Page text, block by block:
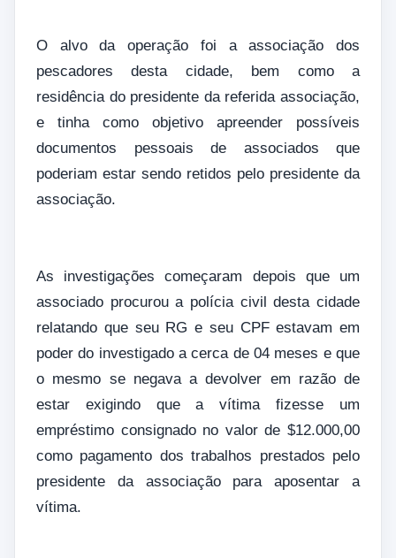
O alvo da operação foi a associação dos
pescadores desta cidade, bem como a
residência do presidente da referida associação,
e tinha como objetivo apreender possíveis
documentos pessoais de associados que
poderiam estar sendo retidos pelo presidente da
associação.
As investigações começaram depois que um
associado procurou a polícia civil desta cidade
relatando que seu RG e seu CPF estavam em
poder do investigado a cerca de 04 meses e que
o mesmo se negava a devolver em razão de
estar exigindo que a vítima fizesse um
empréstimo consignado no valor de $12.000,00
como pagamento dos trabalhos prestados pelo
presidente da associação para aposentar a
vítima.